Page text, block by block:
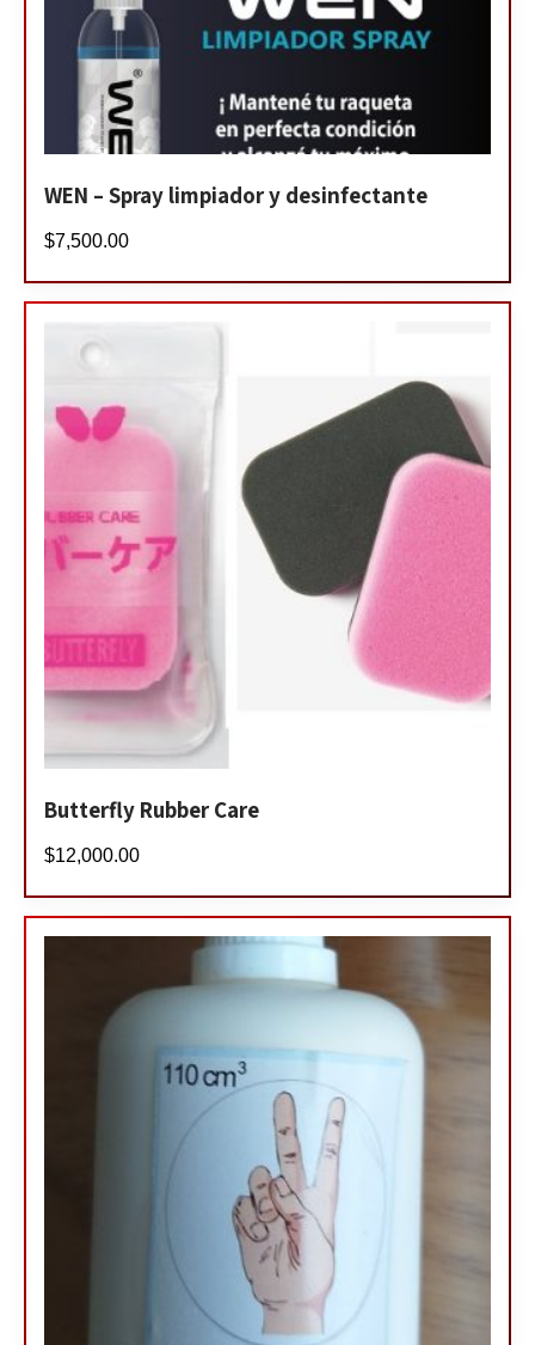
WEN – Spray limpiador y desinfectante
$7,500.00
Butterfly Rubber Care
$12,000.00